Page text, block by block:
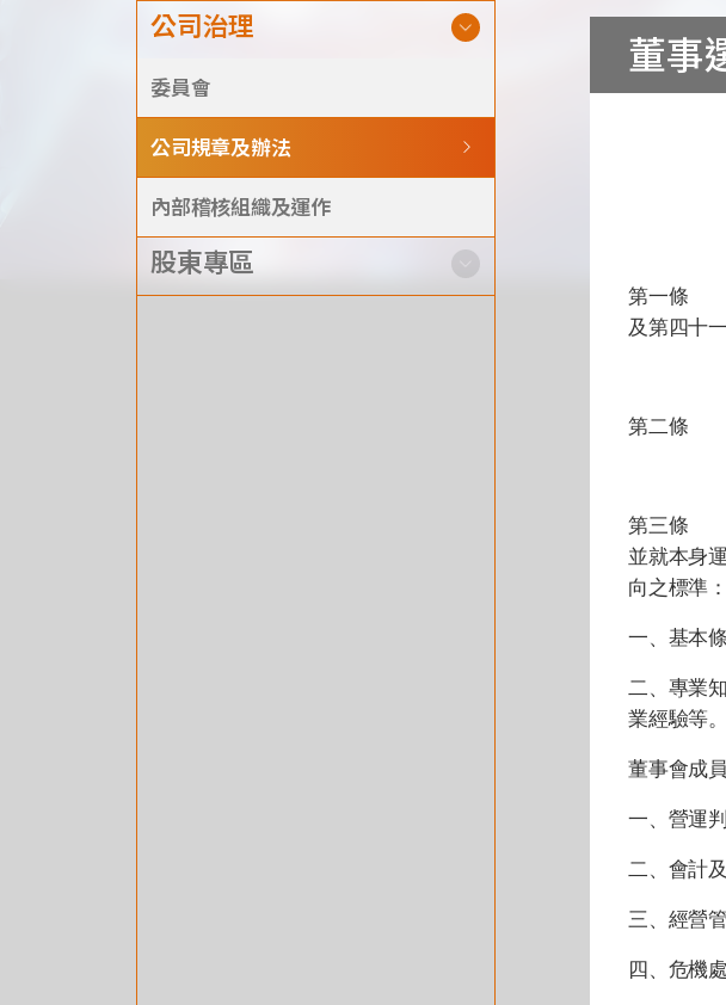
Announcement
Exhibition
財務資訊
公司治理
股東專區
公司治理
委員會
公司規章及辦法
內部稽核組織及運作
股東專區
董事
第一條 為
及第四十
第二條 本
第三條 本
並就本身
向之標準：
一、基本
二、專業
業經驗等。
董事會成
一、營運
二、會計
三、經營
四、危機